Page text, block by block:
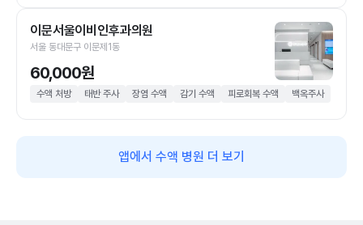
이문서울이비인후과의원
서울 동대문구 이문제1동
60,000원
수액 처방 태반 주사 장염 수액 감기 수액 피로회복 수액 백옥주사
앱에서 수액 병원 더 보기